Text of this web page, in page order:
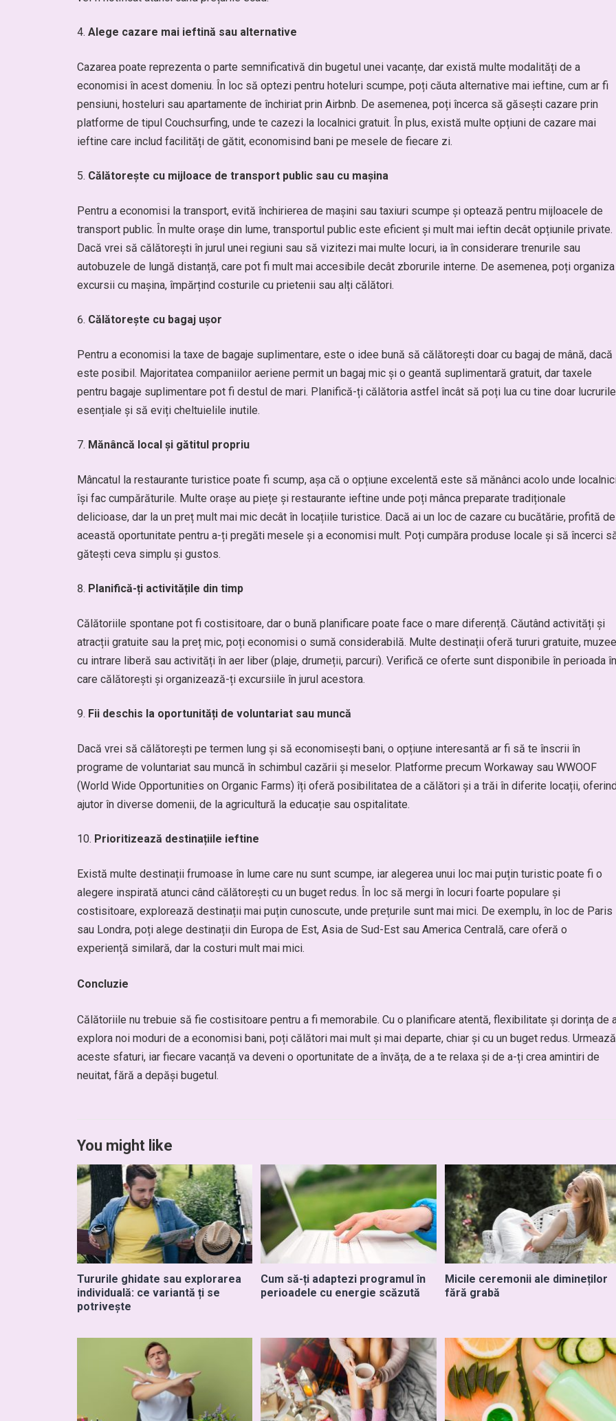
Alege cazare mai ieftină sau alternative
Cazarea poate reprezenta o parte semnificativă din bugetul unei vacanțe, dar există multe modalități de a
economisi în acest domeniu. În loc să optezi pentru hoteluri scumpe, poți căuta alternative mai ieftine, cum ar fi
pensiuni, hosteluri sau apartamente de închiriat prin Airbnb. De asemenea, poți încerca să găsești cazare prin
platforme de tipul Couchsurfing, unde te cazezi la localnici gratuit. În plus, există multe opțiuni de cazare mai
ieftine care includ facilități de gătit, economisind bani pe mesele de fiecare zi.
Călătorește cu mijloace de transport public sau cu mașina
Pentru a economisi la transport, evită închirierea de mașini sau taxiuri scumpe și optează pentru mijloacele de
transport public. În multe orașe din lume, transportul public este eficient și mult mai ieftin decât opțiunile private.
Dacă vrei să călătorești în jurul unei regiuni sau să vizitezi mai multe locuri, ia în considerare trenurile sau
autobuzele de lungă distanță, care pot fi mult mai accesibile decât zborurile interne. De asemenea, poți organiza
excursii cu mașina, împărțind costurile cu prietenii sau alți călători.
Călătorește cu bagaj ușor
Pentru a economisi la taxe de bagaje suplimentare, este o idee bună să călătorești doar cu bagaj de mână, dacă
este posibil. Majoritatea companiilor aeriene permit un bagaj mic și o geantă suplimentară gratuit, dar taxele
pentru bagaje suplimentare pot fi destul de mari. Planifică-ți călătoria astfel încât să poți lua cu tine doar lucrurile
esențiale și să eviți cheltuielile inutile.
Mănâncă local și gătitul propriu
Mâncatul la restaurante turistice poate fi scump, așa că o opțiune excelentă este să mănânci acolo unde
își fac cumpărăturile. Multe orașe au piețe și restaurante ieftine unde poți mânca preparate tradiționale
delicioase, dar la un preț mult mai mic decât în locațiile turistice. Dacă ai un loc de cazare cu bucătărie, profită de
această oportunitate pentru a-ți pregăti mesele și a economisi mult. Poți cumpăra produse locale și să încerci
gătești ceva simplu și gustos.
Planifică-ți activitățile din timp
Călătoriile spontane pot fi costisitoare, dar o bună planificare poate face o mare diferență. Căutând activități și
atracții gratuite sau la preț mic, poți economisi o sumă considerabilă. Multe destinații oferă tururi gratuite, muzee
cu intrare liberă sau activități în aer liber (plaje, drumeții, parcuri). Verifică ce oferte sunt disponibile în perioada în
care călătorești și organizează-ți excursiile în jurul acestora.
Fii deschis la oportunități de voluntariat sau muncă
Dacă vrei să călătorești pe termen lung și să economisești bani, o opțiune interesantă ar fi să te înscrii în
programe de voluntariat sau muncă în schimbul cazării și meselor. Platforme precum Workaway sau WWOOF
(World Wide Opportunities on Organic Farms) îți oferă posibilitatea de a călători și a trăi în diferite locații,
ajutor în diverse domenii, de la agricultură la educație sau ospitalitate.
Prioritizează destinațiile ieftine
Există multe destinații frumoase în lume care nu sunt scumpe, iar alegerea unui loc mai puțin turistic poate fi o
alegere inspirată atunci când călătorești cu un buget redus. În loc să mergi în locuri foarte populare și
costisitoare, explorează destinații mai puțin cunoscute, unde prețurile sunt mai mici. De exemplu, în loc de Paris
sau Londra, poți alege destinații din Europa de Est, Asia de Sud-Est sau America Centrală, care oferă o
experiență similară, dar la costuri mult mai mici.
Concluzie
Călătoriile nu trebuie să fie costisitoare pentru a fi memorabile. Cu o planificare atentă, flexibilitate și dorința de
explora noi moduri de a economisi bani, poți călători mai mult și mai departe, chiar și cu un buget redus. Urmează
aceste sfaturi, iar fiecare vacanță va deveni o oportunitate de a învăța, de a te relaxa și de a-ți crea amintiri de
neuitat, fără a depăși bugetul.
You might like
Tururile ghidate sau explorarea
individuală: ce variantă ți se
potrivește
Cum să-ți adaptezi programul în
perioadele cu energie scăzută
Micile ceremonii ale dimineților
fără grabă